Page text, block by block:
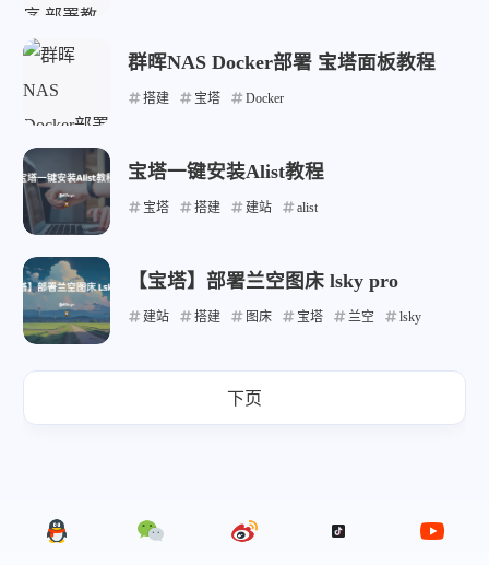
群晖NAS Docker部署 宝塔面板教程
搭建 宝塔 Docker
宝塔一键安装Alist教程
宝塔 搭建 建站 alist
【宝塔】部署兰空图床 lsky pro
建站 搭建 图床 宝塔 兰空 lsky
下页